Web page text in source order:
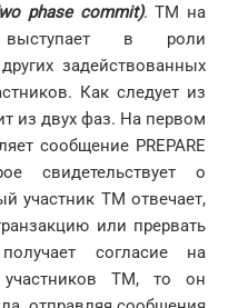
phase commit). ТМ на
выступает в роли
задействованных
Как следует из
из двух фаз. На первом
сообщение PREPARE
свидетельствует о
участник ТМ отвечает,
или прервать
согласие на
TM, то он